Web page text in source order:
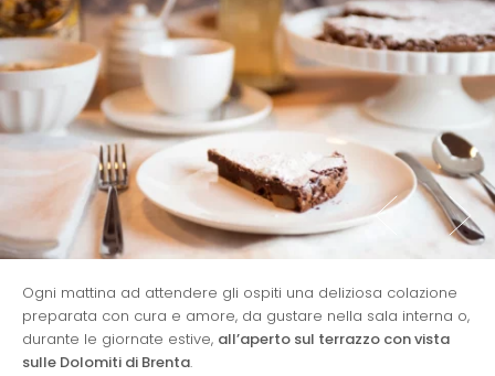
Ogni mattina ad attendere gli ospiti una deliziosa colazione
preparata con cura e amore, da gustare nella sala interna o,
durante le giornate estive, all’aperto sul terrazzo con vista
sulle Dolomiti di Brenta.